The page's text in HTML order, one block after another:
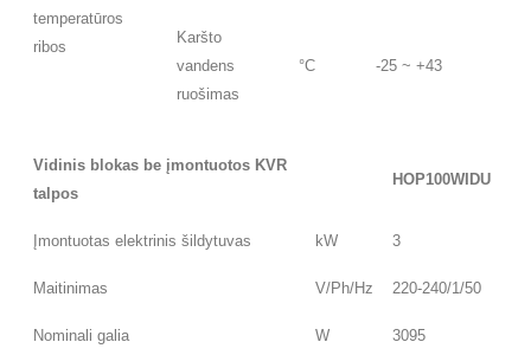
temperatūros
ribos
Karšto
vandens
ruošimas
°C -25 ~ +43
Vidinis blokas be įmontuotos KVR
talpos
HOP100WIDU
Įmontuotas elektrinis šildytuvas kW 3
Maitinimas V/Ph/Hz 220-240/1/50
Nominali galia W 3095